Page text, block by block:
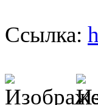
Ссылка: